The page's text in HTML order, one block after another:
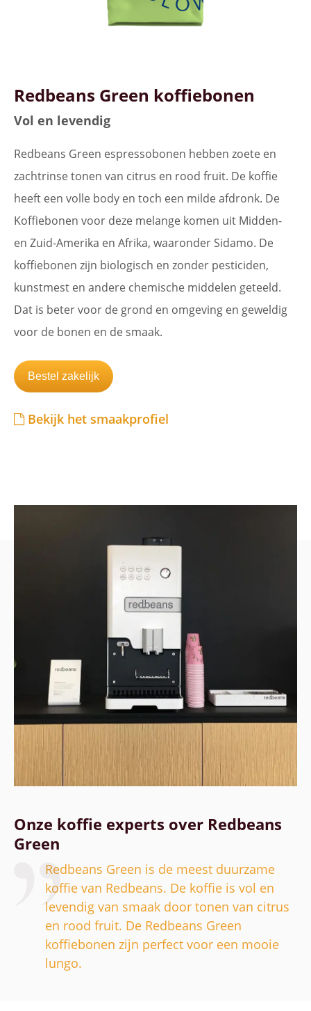
Redbeans Green koffiebonen
Vol en levendig
Redbeans Green espressobonen hebben zoete en
zachtrinse tonen van citrus en rood fruit. De koffie
heeft een volle body en toch een milde afdronk. De
Koffiebonen voor deze melange komen uit Midden-
en Zuid-Amerika en Afrika, waaronder Sidamo. De
koffiebonen zijn biologisch en zonder pesticiden,
kunstmest en andere chemische middelen geteeld.
Dat is beter voor de grond en omgeving en geweldig
voor de bonen en de smaak.
Bestel zakelijk
Bekijk het smaakprofiel
Onze koffie experts over Redbeans
Green
Redbeans Green is de meest duurzame
koffie van Redbeans. De koffie is vol en
levendig van smaak door tonen van citrus
en rood fruit. De Redbeans Green
koffiebonen zijn perfect voor een mooie
lungo.